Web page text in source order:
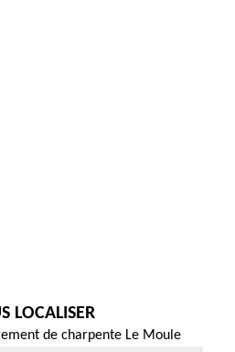
LOCALISER
de charpente Le Moule